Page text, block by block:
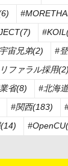
宙兄弟(2)
#
ファラル採用(2)
省(8)
#北海
#関西(183)